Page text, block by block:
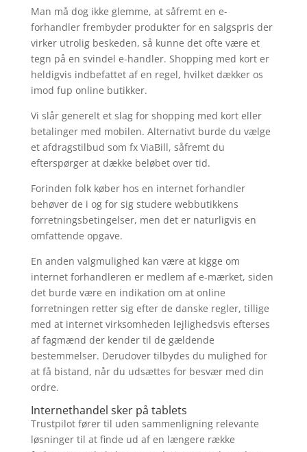
Man må dog ikke glemme, at såfremt en e-
forhandler frembyder produkter for en salgspris der
virker utrolig beskeden, så kunne det ofte være et
tegn på en svindel e-handler. Shopping med kort er
heldigvis indbefattet af en regel, hvilket dækker os
imod fup online butikker.
Vi slår generelt et slag for shopping med kort eller
betalinger med mobilen. Alternativt burde du vælge
et afdragstilbud som fx ViaBill, såfremt du
efterspørger at dække beløbet over tid.
Forinden folk køber hos en internet forhandler
behøver de i og for sig studere webbutikkens
forretningsbetingelser, men det er naturligvis en
omfattende opgave.
En anden valgmulighed kan være at kigge om
internet forhandleren er medlem af e-mærket, siden
det burde være en indikation om at online
forretningen retter sig efter de danske regler, tillige
med at internet virksomheden lejlighedsvis efterses
af fagmænd der kender til de gældende
bestemmelser. Derudover tilbydes du mulighed for
at få bistand, når du udsættes for besvær med din
ordre.
Internethandel sker på tablets
Trustpilot fører til uden sammenligning relevante
løsninger til at finde ud af en længere række